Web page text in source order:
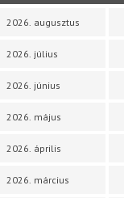
2026. augusztus
2026. július
2026. június
2026. május
2026. április
2026. március